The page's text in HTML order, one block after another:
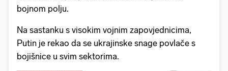
bojnom polju.
Na sastanku s visokim vojnim zapovjednicima,
Putin je rekao da se ukrajinske snage povlače s
bojišnice u svim sektorima.